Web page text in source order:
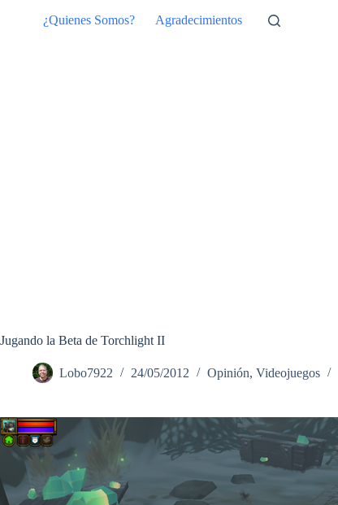
¿Quienes Somos? Agradecimientos
Jugando la Beta de Torchlight II
Lobo7922 24/05/2012 Opinión, Videojuegos